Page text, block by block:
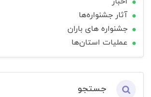
آثار جشنواره‌ها
جشنواره های باران
عملیات استان‌ها
جستجو